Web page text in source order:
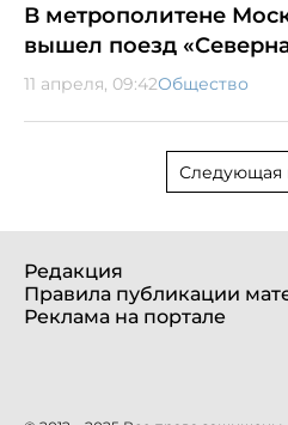
В метрополитене
вышел поезд
11 апреля, 09:42Общество
Следующая
Редакция
Правила публикации
Реклама на портале